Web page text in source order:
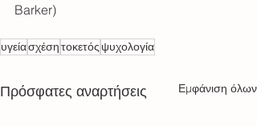
Barker)
υγείασχέσητοκετός ψυχολογία
Πρόσφατες αναρτήσεις Εμφάνιση όλων